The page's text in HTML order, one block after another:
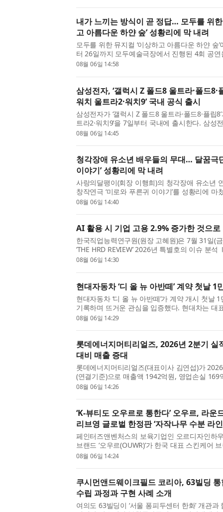
내가 느끼는 방식이 곧 정답… 모두를 위한
고 아름다운 하얀 숲’ 성황리에 막 내려
모두를 위한 뮤지컬 ‘이상하고 아름다운 하얀 숲
터 26일까지 모두예술극장에서 진행된 4회 공
객과 함께 마쳤다. 한국문화예술위원회 2026 어
08월 06일 14:58
삼성전자, ‘갤럭시 Z 폴드8 울트라·폴드8·
워치 울트라2·워치9’ 국내 공식 출시
삼성전자가 ‘갤럭시 Z 폴드8 울트라·폴드8·플립
트라2·워치9’을 7일부터 국내에 출시한다. 삼성
8 울트라·폴드8·플립8’은 지난달 28일부터 8월
08월 06일 14:45
청각장애 유소년 배우들의 무대… 달꿈극
이야기’ 성황리에 막 내려
사랑의달팽이(회장 이행희)의 청각장애 유소년
창작연극 ‘미로와 푸른귀 이야기’를 성황리에 마
난 7월 31일부터 8월 2일까지 서울 중구에 위치
08월 06일 14:40
AI 활용 시 기업 고용 2.9% 증가한 것으로
한국직업능력연구원(원장 고혜원)은 7월 31일(
‘THE HRD REVIEW’ 2026년 특별호의 이슈 분
자리를 줄이는가 - ‘기업활동조사’ 패널로 본 AI
08월 06일 14:30
현대자동차 ‘디 올 뉴 아반떼’ 계약 첫날 1
현대자동차 ‘디 올 뉴 아반떼’가 계약 개시 첫날
기록하며 뜨거운 관심을 입증했다. 현대차는 대
뉴 아반떼가 계약 개시 첫날 총 1만1094대의 계
08월 06일 14:29
롯데에너지머티리얼즈, 2026년 2분기
대비 매출 증대
롯데에너지머티리얼즈(대표이사 김연섭)가
(연결기준)으로 매출액 1942억원, 영업손실 169
분기는 전분기 대비 매출이 크게 상승한 점이 가
08월 06일 14:26
‘K-뷰티도 오우르로 통한다’ 오우르, 라운
리브영 글로벌 한정판 ‘자작나무 수분 라
페인터즈앤벤처스의 보육기업인 오르디자인하
브랜드 ‘오우르(OUWR)’가 한국 대표 스킨케어
(Round Lab)과 협업한 올리브영 글로벌(Olive
08월 06일 14:24
쿠시먼앤드웨이크필드 코리아, 63빌딩
수립 과정과 구현 사례 소개
여의도 63빌딩이 ‘서울 퐁피두센터 한화’ 개관